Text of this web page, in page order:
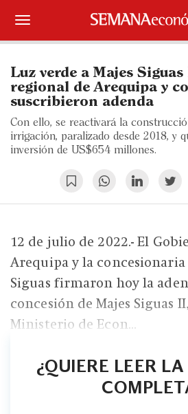
Iniciar sesión
Portada
¿Qué está pasando?
Sectores y Empresas
Economía y Finanzas
Legal y Política
Eventos
Ranking CEO
Luz verde a Majes
regional de Arequipa y
suscribieron adenda
Con ello, se reactivará la
irrigación, paralizado desde 2018, y
inversión de US$654 millones.
12 de julio de 2022.- El
Arequipa y la
Siguas firmaron hoy la
concesión de Majes Siguas
Ministerio de Econ...
¿QUIERE LEER